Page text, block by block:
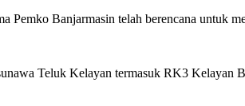
Pemko Banjarmasin telah berencana untuk
Teluk Kelayan termasuk RK3 Kelayan